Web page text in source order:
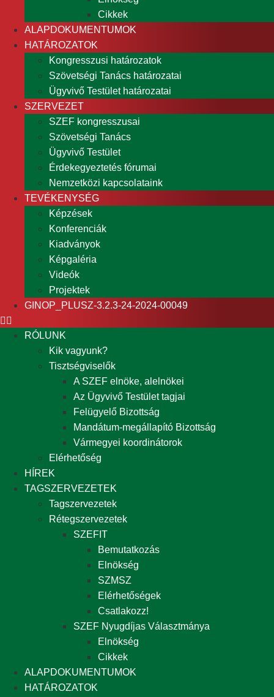
Cikkek
ALAPDOKUMENTUMOK
HATÁROZATOK
Kongresszusi határozatok
Szövetségi Tanács határozatai
Ügyvivő Testület határozatai
SZERVEZET
SZEF kongresszusai
Szövetségi Tanács
Ügyvivő Testület
Érdekegyeztetés fórumai
Nemzetközi kapcsolataink
TEVÉKENYSÉG
Képzések
Konferenciák
Kiadványok
Képgaléria
Videók
Projektek
GINOP_PLUSZ-3.2.3-24-2024-00049
RÓLUNK
Kik vagyunk?
Tisztségviselők
A SZEF elnöke, alelnökei
Az Ügyvivő Testület tagjai
Felügyelő Bizottság
Mandátum-megállapító Bizottság
Vármegyei koordinátorok
Elérhetőség
HÍREK
TAGSZERVEZETEK
Tagszervezetek
Rétegszervezetek
SZEFIT
Bemutatkozás
Elnökség
SZMSZ
Elérhetőségek
Csatlakozz!
SZEF Nyugdíjas Választmánya
Elnökség
Cikkek
ALAPDOKUMENTUMOK
HATÁROZATOK